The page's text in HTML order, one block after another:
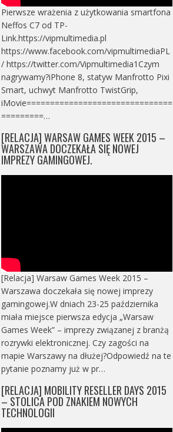
Pierwsze wrażenia z użytkowania smartfona
Neffos C7 od TP-
Link.https://vipmultimedia.pl
https://www.facebook.com/vipmultimediaPL
/ https://twitter.com/Vipmultimedia1Czym
nagrywamy?iPhone 8, statyw Manfrotto Pixi
Smart, uchwyt Manfrotto TwistGrip,
iMovie===============================
=========…
[RELACJA] WARSAW GAMES WEEK 2015 –
WARSZAWA DOCZEKAŁA SIĘ NOWEJ
IMPREZY GAMINGOWEJ.
[Relacja] Warsaw Games Week 2015 –
Warszawa doczekała się nowej imprezy
gamingowej.W dniach 23-25 października
miała miejsce pierwsza edycja „Warsaw
Games Week” – imprezy związanej z branżą
rozrywki elektronicznej. Czy zagości na
mapie Warszawy na dłużej?Odpowiedź na te
pytanie poznamy już w pr…
[RELACJA] MOBILITY RESELLER DAYS 2015
– STOLICA POD ZNAKIEM NOWYCH
TECHNOLOGII